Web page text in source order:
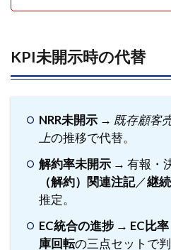
だけ
再テ
スト
Step
5｜3
サイ
クル
回し
て
「自
型」
を固
KPI未開示時の代替
NRR未開示 → 既存顧客
上の推移で代替。
解約率未開示 → 有報・
（解約）関連注記／継
推定。
EC統合の進捗→ EC比
庫回転の三点セットで判